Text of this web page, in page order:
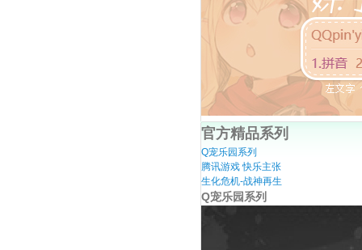
官方精品系列
Q宠乐园系列
腾讯游戏 快乐主张
生化危机-战神再生
Q宠乐园系列